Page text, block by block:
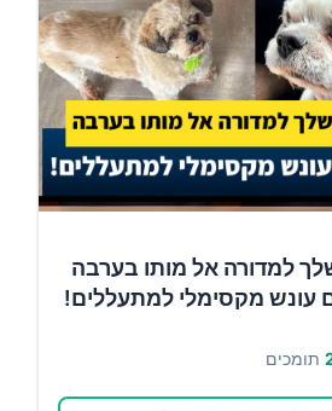
למדורה אל מותו בערבה
עונש מקסימלי למתעללים!
תומכים